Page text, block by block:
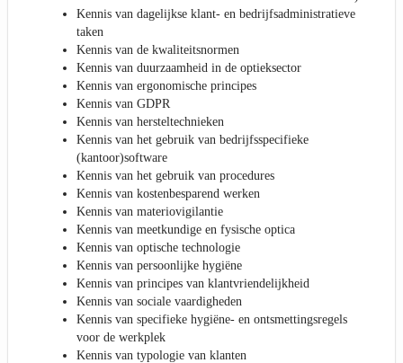
Kennis van dagelijkse klant- en bedrijfsadministratieve
taken
Kennis van de kwaliteitsnormen
Kennis van duurzaamheid in de optieksector
Kennis van ergonomische principes
Kennis van GDPR
Kennis van hersteltechnieken
Kennis van het gebruik van bedrijfsspecifieke
(kantoor)software
Kennis van het gebruik van procedures
Kennis van kostenbesparend werken
Kennis van materiovigilantie
Kennis van meetkundige en fysische optica
Kennis van optische technologie
Kennis van persoonlijke hygiëne
Kennis van principes van klantvriendelijkheid
Kennis van sociale vaardigheden
Kennis van specifieke hygiëne- en ontsmettingsregels
voor de werkplek
Kennis van typologie van klanten